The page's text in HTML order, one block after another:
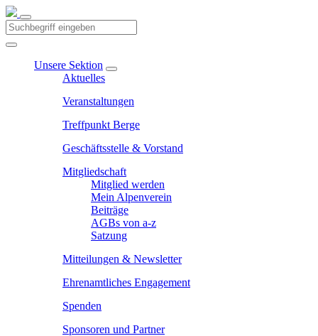
Unsere Sektion
Aktuelles
Veranstaltungen
Treffpunkt Berge
Geschäftsstelle & Vorstand
Mitgliedschaft
Mitglied werden
Mein Alpenverein
Beiträge
AGBs von a-z
Satzung
Mitteilungen & Newsletter
Ehrenamtliches Engagement
Spenden
Sponsoren und Partner